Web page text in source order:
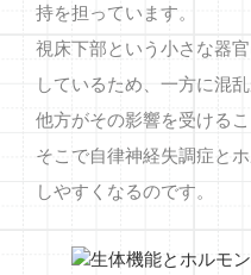
持を担っています。
視床下部という小さな器
しているため、一方に混乱
他方がその影響を受けるこ
そこで自律神経失調症と
しやすくなるのです。